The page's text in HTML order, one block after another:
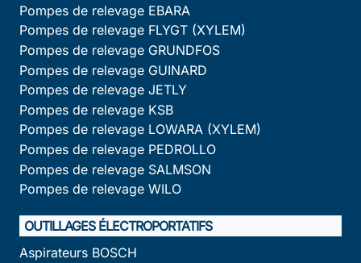
Pompes de relevage EBARA
Pompes de relevage FLYGT (XYLEM)
Pompes de relevage GRUNDFOS
Pompes de relevage GUINARD
Pompes de relevage JETLY
Pompes de relevage KSB
Pompes de relevage LOWARA (XYLEM)
Pompes de relevage PEDROLLO
Pompes de relevage SALMSON
Pompes de relevage WILO
OUTILLAGES ÉLECTROPORTATIFS
Aspirateurs BOSCH